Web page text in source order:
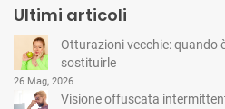
Ultimi articoli
Otturazioni vecchie: quando
sostituirle
26 Mag, 2026
Visione offuscata